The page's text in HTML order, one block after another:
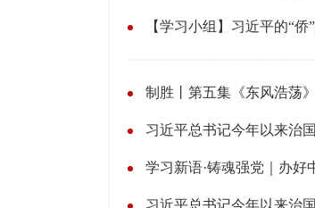
【学习小组】习近平的“侨
制胜丨第五集《东风浩荡》
学习新语·铸魂强党｜办好